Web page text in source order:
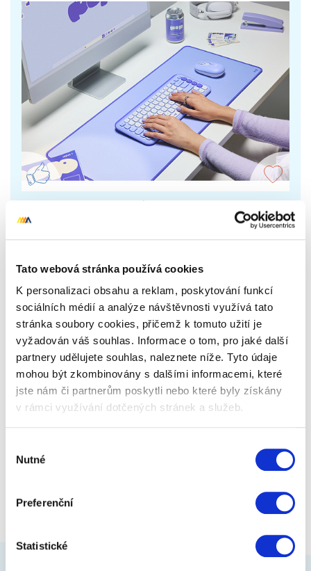
Tato webová stránka používá cookies
K personalizaci obsahu a reklam, poskytování funkcí
sociálních médií a analýze návštěvnosti využívá tato
stránka soubory cookies, přičemž k tomuto užití je
vyžadován váš souhlas. Informace o tom, pro jaké další
partnery udělujete souhlas, naleznete níže. Tyto údaje
mohou být zkombinovány s dalšími informacemi, které
jste nám či partnerům poskytli nebo které byly získány
v rámci využívání dotčených stránek a služeb.
souhlasu
Nutné
Preferenční
Statistické
Logitech ICON Keys
tichá, a navíc se vejde všude.
1 659 Kč Zobrazit více